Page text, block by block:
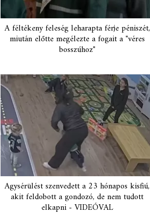
A féltékeny feleség leharapta férje péniszét,
miután előtte megélezte a fogait a "véres
bosszúhoz"
Agysérülést szenvedett a 23 hónapos kisfiú,
akit feldobott a gondozó, de nem tudott
elkapni - VIDEÓVAL